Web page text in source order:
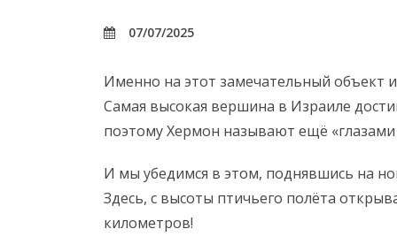
07/07/2025
Именно на этот замечательный объект
Самая высокая вершина в Израиле
поэтому Хермон называют ещё «глазами
И мы убедимся в этом, поднявшись на
Здесь, с высоты птичьего полёта
километров!